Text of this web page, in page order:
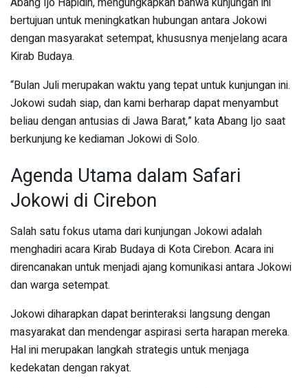
bertujuan untuk meningkatkan hubungan antara Jokowi
dengan masyarakat setempat, khususnya menjelang acara
Kirab Budaya.
“Bulan Juli merupakan waktu yang tepat untuk kunjungan ini.
Jokowi sudah siap, dan kami berharap dapat menyambut
beliau dengan antusias di Jawa Barat,” kata Abang Ijo saat
berkunjung ke kediaman Jokowi di Solo.
Agenda Utama dalam Safari
Jokowi di Cirebon
Salah satu fokus utama dari kunjungan Jokowi adalah
menghadiri acara Kirab Budaya di Kota Cirebon. Acara ini
direncanakan untuk menjadi ajang komunikasi antara Jokowi
dan warga setempat.
Jokowi diharapkan dapat berinteraksi langsung dengan
masyarakat dan mendengar aspirasi serta harapan mereka.
Hal ini merupakan langkah strategis untuk menjaga
kedekatan dengan rakyat.